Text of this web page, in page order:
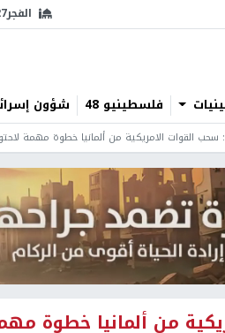
الفجر
فلسطينيو 48 شؤون
سحب القوات الامريكية من ألمانيا خطوة مهمة
من ألمانيا خطوة